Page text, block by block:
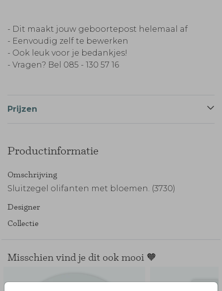
- Dit maakt jouw geboortepost helemaal af
- Eenvoudig zelf te bewerken
- Ook leuk voor je bedankjes!
- Vragen? Bel 085 - 130 57 16
Prijzen
Productinformatie
Omschrijving
Sluitzegel olifanten met bloemen. (3730)
Designer
Collectie
Misschien vind je dit ook mooi 🧡